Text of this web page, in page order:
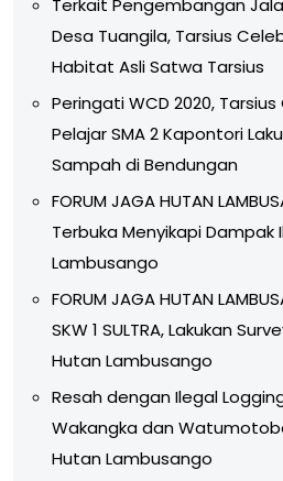
Terkait Pengembangan
Desa Tuangila, Tarsius
Habitat Asli Satwa Tarsius
Peringati WCD 2020,
Pelajar SMA 2 Kapontori
Sampah di Bendungan
FORUM JAGA HUTAN
Terbuka Menyikapi Dampak
Lambusango
FORUM JAGA HUTAN
SKW 1 SULTRA, Lakukan
Hutan Lambusango
Resah dengan Ilegal
Wakangka dan
Hutan Lambusango